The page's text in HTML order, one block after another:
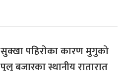
सुक्खा पहिरोका कारण मुगुको
पुलु बजारका स्थानीय रातारात